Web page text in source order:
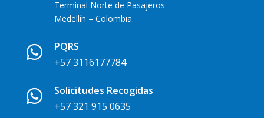
Terminal Norte de Pasajeros
Medellín – Colombia.

PQRS
+57 3116177784

Solicitudes Recogidas
+57 321 915 0635